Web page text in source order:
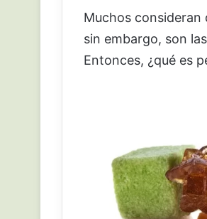
Muchos consideran
sin embargo, son
Entonces, ¿qué es